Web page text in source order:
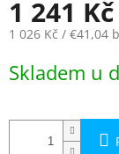
1 241 Kč
1 026 Kč / €41,04
cena:
Skladem u